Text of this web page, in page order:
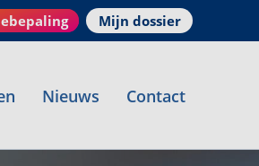
Mijn dossier
Nieuws Contact